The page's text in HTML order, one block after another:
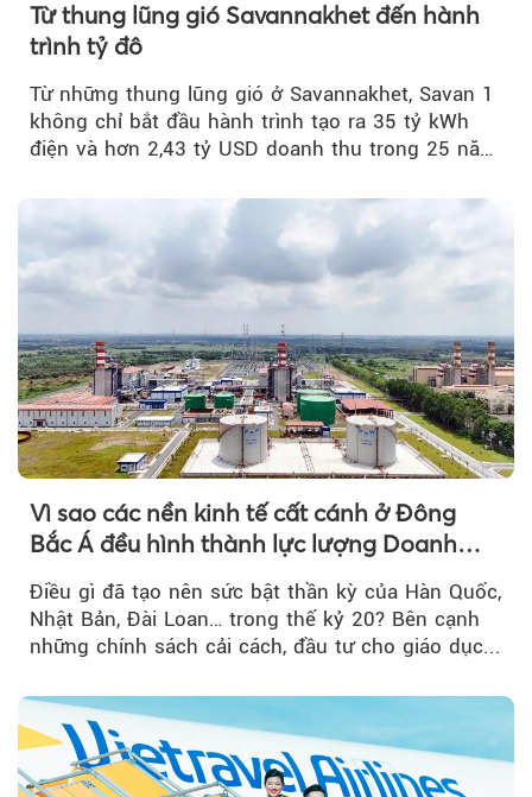
Từ thung lũng gió Savannakhet đến hành
trình tỷ đô
Từ những thung lũng gió ở Savannakhet, Savan 1
không chỉ bắt đầu hành trình tạo ra 35 tỷ kWh
điện và hơn 2,43 tỷ USD doanh thu trong 25 năm
Vì sao các nền kinh tế cất cánh ở Đông
Bắc Á đều hình thành lực lượng Doanh
nghiệp Quốc gia?
Điều gì đã tạo nên sức bật thần kỳ của Hàn Quốc,
Nhật Bản, Đài Loan… trong thế kỷ 20? Bên cạnh
những chính sách cải cách, đầu tư cho giáo dục...